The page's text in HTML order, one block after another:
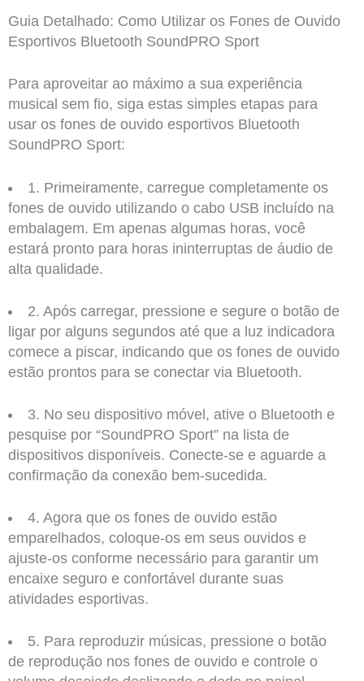
Guia Detalhado: Como Utilizar os Fones de Ouvido
Esportivos Bluetooth SoundPRO Sport
Para aproveitar ao máximo a sua experiência
musical sem fio, siga estas simples etapas para
usar os fones de ouvido esportivos Bluetooth
SoundPRO Sport:
1. Primeiramente, carregue completamente os
fones de ouvido utilizando o cabo USB incluído na
embalagem. Em apenas algumas horas, você
estará pronto para horas ininterruptas de áudio de
alta qualidade.
2. Após carregar, pressione e segure o botão de
ligar por alguns segundos até que a luz indicadora
comece a piscar, indicando que os fones de ouvido
estão prontos para se conectar via Bluetooth.
3. No seu dispositivo móvel, ative o Bluetooth e
pesquise por “SoundPRO Sport” na lista de
dispositivos disponíveis. Conecte-se e aguarde a
confirmação da conexão bem-sucedida.
4. Agora que os fones de ouvido estão
emparelhados, coloque-os em seus ouvidos e
ajuste-os conforme necessário para garantir um
encaixe seguro e confortável durante suas
atividades esportivas.
5. Para reproduzir músicas, pressione o botão
de reprodução nos fones de ouvido e controle o